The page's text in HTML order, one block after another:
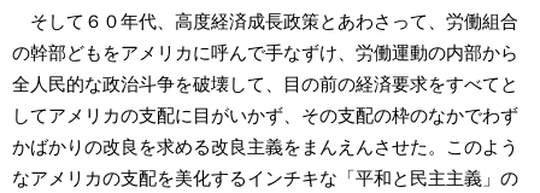
そして６０年代、高度経済成長政策とあわさって、労働組合
の幹部どもをアメリカに呼んで手なずけ、労働運動の内部から
全人民的な政治斗争を破壊して、目の前の経済要求をすべてと
してアメリカの支配に目がいかず、その支配の枠のなかでわず
かばかりの改良を求める改良主義をまんえんさせた。このよう
なアメリカの支配を美化するインチキな「平和と民主主義」の